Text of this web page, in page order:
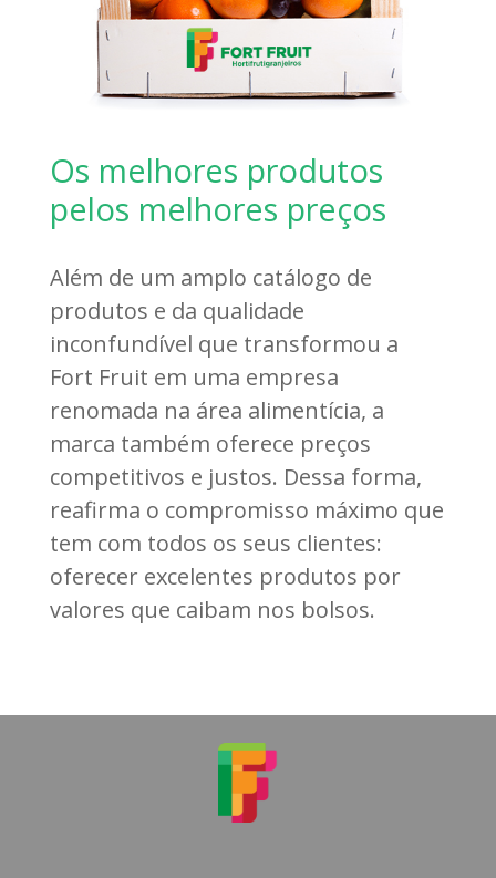
Os melhores produtos
pelos melhores preços
Além de um amplo catálogo de
produtos e da qualidade
inconfundível que transformou a
Fort Fruit em uma empresa
renomada na área alimentícia, a
marca também oferece preços
competitivos e justos. Dessa forma,
reafirma o compromisso máximo que
tem com todos os seus clientes:
oferecer excelentes produtos por
valores que caibam nos bolsos.